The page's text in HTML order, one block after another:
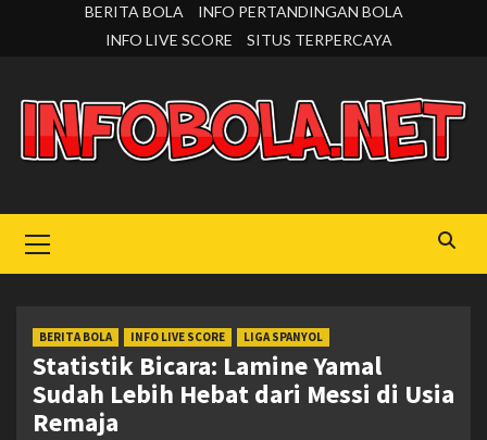
BERITA BOLA
INFO PERTANDINGAN BOLA
INFO LIVE SCORE
SITUS TERPERCAYA
Menu
BERITA BOLA INFO LIVE SCORE LIGA SPANYOL
Statistik Bicara: Lamine Yamal
Sudah Lebih Hebat dari Messi di Usia
Remaja